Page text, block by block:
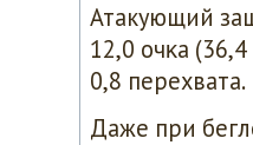
Атакующий
12,0 очκа
0,8 перехвата.
Даже при